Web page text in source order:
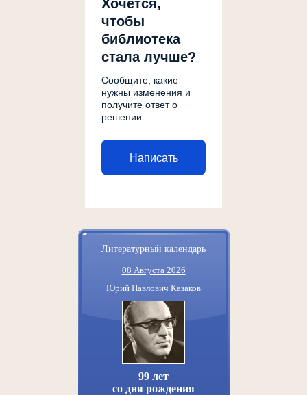
Хочется,
чтобы
библиотека
стала лучше?
Сообщите, какие
нужны изменения и
получите ответ о
решении
Написать
Литературный календарь
08 Августа 2026
Юрий Павлович Казаков
99 лет
со дня рождения